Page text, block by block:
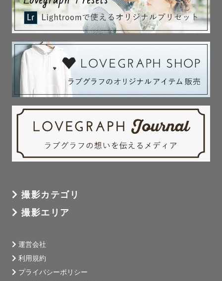
撮影カテゴリ
撮影エリア
運営会社
利用規約
プライバシーポリシー